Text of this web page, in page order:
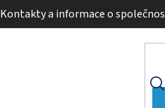
Kontakty a informace o